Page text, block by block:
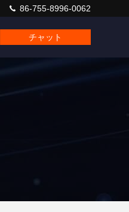
86-755-8996-0062
チャット